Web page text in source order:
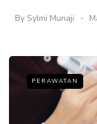
By Sylmi Munaji
PERAWATAN